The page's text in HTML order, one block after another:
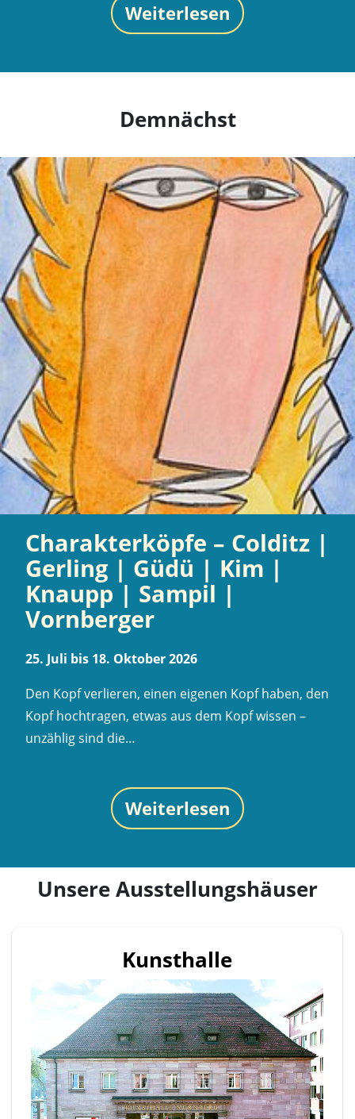
Weiterlesen
Demnächst
Charakterköpfe – Colditz |
Gerling | Güdü | Kim |
Knaupp | Sampil |
Vornberger
25. Juli bis 18. Oktober 2026
Den Kopf verlieren, einen eigenen Kopf haben, den
Kopf hochtragen, etwas aus dem Kopf wissen –
unzählig sind die…
Weiterlesen
Unsere Ausstellungshäuser
Kunsthalle